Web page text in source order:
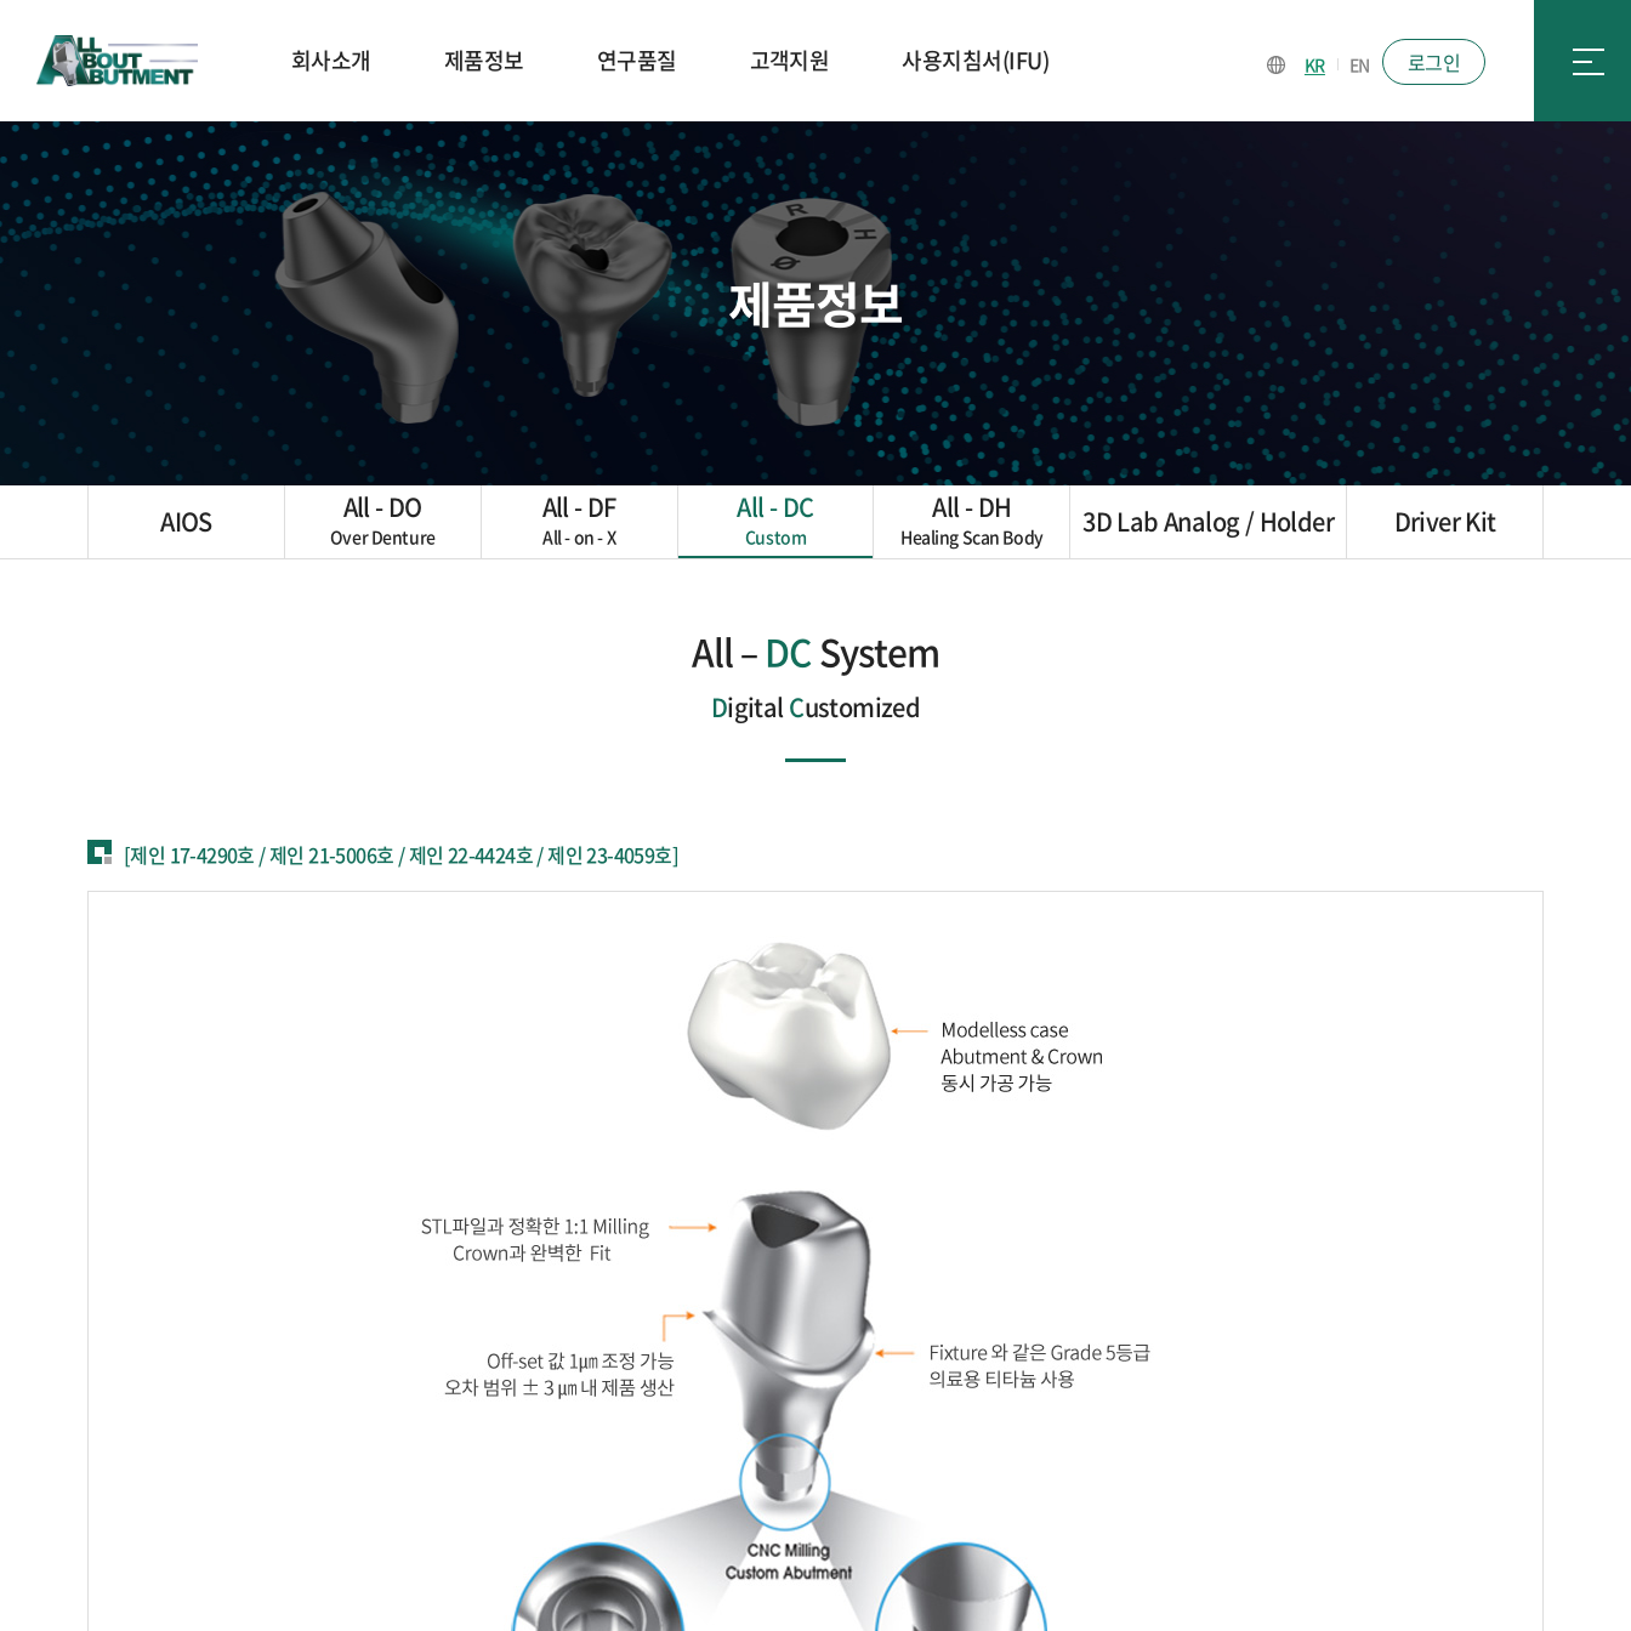
회사소개
소개 및 연혁
회사소개
오시는 길
제품정보
AIOS
All - DO
All - DF
All - DC
All - DH
3D Lab Analog /
Holder
연구품질
연구개발
품질관리
인증현황
고객지원
자료실
라이브러리
게시판
갤러리
온라인문의
사용지침서(IFU) KR EN 로그인
제품정보
AIOS All - DO
Over Denture
All - DF
All - on - X
All - DC
Custom
All - DH
Healing Scan Body 3D Lab Analog / Holder Driver Kit
All – DCSystem
DigitalCustomized
[제인 17-4290호 / 제인 21-5006호 / 제인 22-4424호 / 제인 23-4059호]